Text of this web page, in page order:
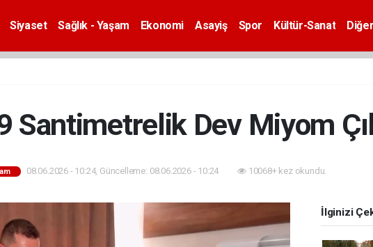
Siyaset Sağlık - Yaşam Ekonomi Asayiş Spor Kültür-Sanat Diğer
Santimetrelik Dev Miyom
08.06.2026 - 10:24, Güncelleme: 08.06.2026 - 10:24 10068+ kez okundu.
İlginizi